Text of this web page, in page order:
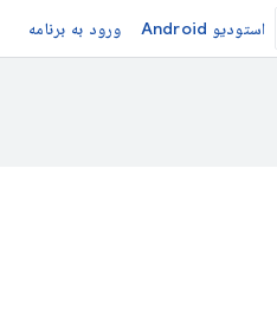
استودیو Android ورود به برنامه